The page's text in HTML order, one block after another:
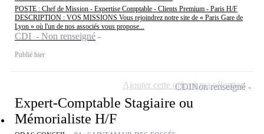
POSTE : Chef de Mission - Expertise Comptable - Clients Premium - Paris H/F
DESCRIPTION : VOS MISSIONS Vous rejoindrez notre site de « Paris Gare de
Lyon » où l'un de nos associés vous propose...
CDI - Non renseigné
Publié hier
Expert-Comptable Stagiaire ou
Mémorialiste H/F
CDINon renseigné
Ajouter cette offre à ma sélection